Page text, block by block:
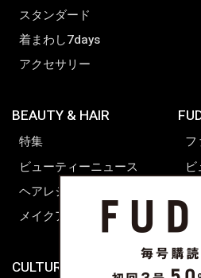
スタンダード
着まわし7days
アクセサリー
BEAUTY & HAIR
特集
ビューティーニュース
ヘアレシピ ストーリーズ
メイクアップティップス
CULTURE & LIFE
フ